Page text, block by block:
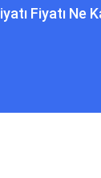
Fiyatı Ne